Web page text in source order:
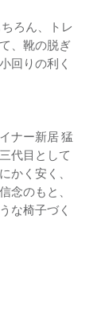
ろん、トレ
、靴の脱ぎ
回りの利く
ナー新居 猛
代目として
かく安く、
念のもと、
な椅子づく